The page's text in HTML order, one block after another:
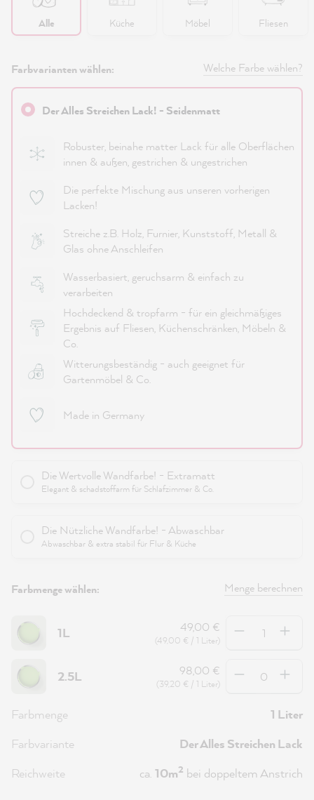
Alle Küche Möbel Fliesen
Farbvarianten wählen: Welche Farbe wählen?
Der Alles Streichen Lack! - Seidenmatt
Robuster, beinahe matter Lack für alle Oberflächen
innen & außen, gestrichen & ungestrichen
Die perfekte Mischung aus unseren vorherigen
Lacken!
Streiche z.B. Holz, Furnier, Kunststoff, Metall &
Glas ohne Anschleifen
Wasserbasiert, geruchsarm & einfach zu
verarbeiten
Hochdeckend & tropfarm - für ein gleichmäßiges
Ergebnis auf Fliesen, Küchenschränken, Möbeln &
Co.
Witterungsbeständig - auch geeignet für
Gartenmöbel & Co.
Made in Germany
Die Wertvolle Wandfarbe! - Extramatt
Elegant & schadstoffarm für Schlafzimmer & Co.
Die Nützliche Wandfarbe! - Abwaschbar
Abwaschbar & extra stabil für Flur & Küche
Farbmenge wählen: Menge berechnen
1L 49,00 €
(49,00 € / 1 Liter)
2.5L 98,00 €
(39,20 € / 1 Liter)
Farbmenge
1 Liter
Farbvariante
Der Alles Streichen Lack
Reichweite
ca. 10m2 bei doppeltem Anstrich